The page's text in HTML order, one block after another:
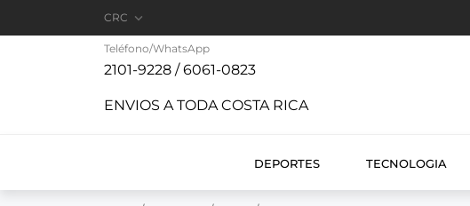
CRC 
Teléfono/WhatsApp
2101-9228 / 6061-0823
ENVIOS A TODA COSTA RICA
DEPORTES TECNOLOGIA